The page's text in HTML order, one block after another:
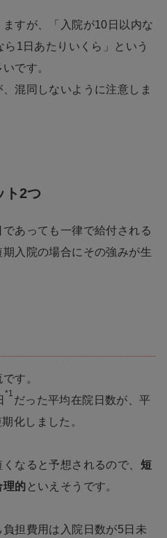
すが、「入院が10日以内な
1日あたりいくら」という
です。
混同しないように注意しま
ト2つ
あっても一律で給付される
入院の場合にその強みが生
す。
*1
だった平均在院日数が、平
化しました。
なると予想されるので、 短
理的 といえそうです。
担費用は入院日数が5日未